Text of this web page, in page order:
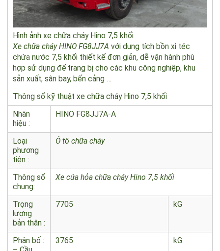
Hình ảnh xe chữa cháy Hino 7,5 khối
Xe chữa cháy HINO FG8JJ7Avới dung tích bồn xi téc
chứa nước 7,5 khối thiết kế đơn giản, dễ vận hành phù
hợp sử dụng để trang bị cho các khu công nghiệp, khu
sản xuất, sân bay, bến cảng …
Thông số kỹ thuật xe chữa cháy Hino 7,5 khối
Nhãn
hiệu :
HINO FG8JJ7A-A
Loại
phương
tiện :
Thông số
chung:
Xe cứa hỏa chữa cháy Hino 7,5 khối
Trọng
lượng
bản thân :